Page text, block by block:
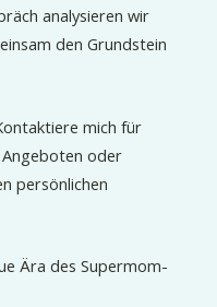
analysieren wir
den Grundstein
mich für
oder
persönlichen
Ära des Supermom-